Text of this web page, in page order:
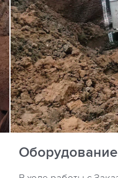
Оборудование